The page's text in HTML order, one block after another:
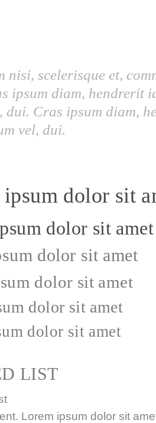
nisi, scelerisque et,
ipsum diam, hendrerit
dui. Cras ipsum diam,
vel, dui.
dolor sit
dolor sit amet
dolor sit amet
dolor sit amet
dolor sit amet
dolor sit amet
LIST
Lorem ipsum dolor sit